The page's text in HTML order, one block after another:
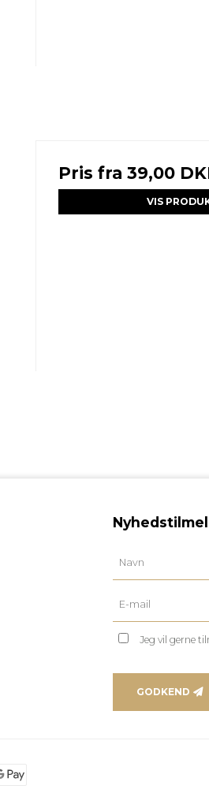
Pris fra 39,00
VIS
Jeg vil gerne
GODKEND